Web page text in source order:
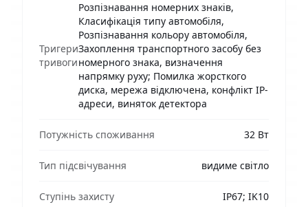
Тригери
тривоги
Розпізнавання номерних знаків,
Класифікація типу автомобіля,
Розпізнавання кольору автомобіля,
Захоплення транспортного засобу без
номерного знака, визначення
напрямку руху; Помилка жорсткого
диска, мережа відключена, конфлікт IP-
адреси, виняток детектора
Потужність споживання 32 Вт
Тип підсвічування видиме світло
Ступінь захисту IP67; IK10